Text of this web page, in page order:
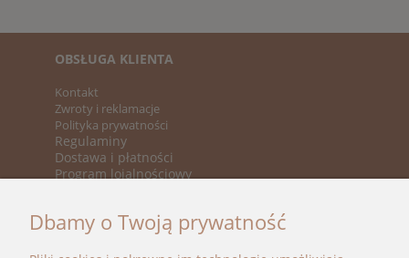
OBSŁUGA KLIENTA
Kontakt
Zwroty i reklamacje
Polityka prywatności
Regulaminy
Dostawa i płatności
Program lojalnościowy
Dbamy o Twoją prywatność